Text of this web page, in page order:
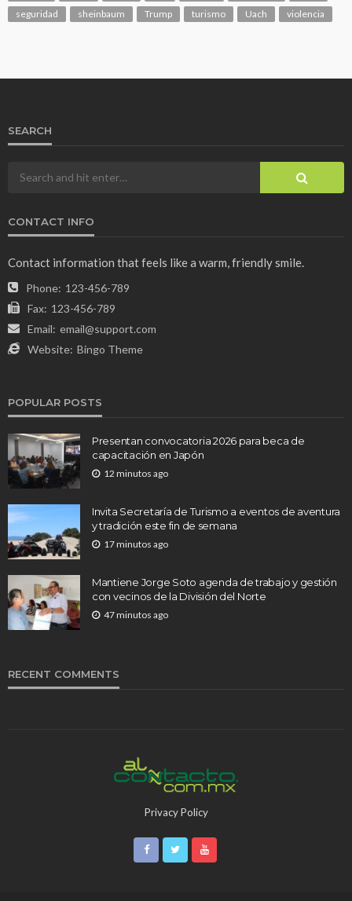
seguridad
sheinbaum Trump turismo Uach violencia
SEARCH
CONTACT INFO
Contact information that feels like a warm, friendly smile.
Phone: 123-456-789
Fax: 123-456-789
Email: email@support.com
Website: Bingo Theme
POPULAR POSTS
Presentan convocatoria 2026 para beca de
capacitación en Japón
12 minutos ago
Invita Secretaría de Turismo a eventos de aventura
y tradición este fin de semana
17 minutos ago
Mantiene Jorge Soto agenda de trabajo y gestión
con vecinos de la División del Norte
47 minutos ago
RECENT COMMENTS
Privacy Policy